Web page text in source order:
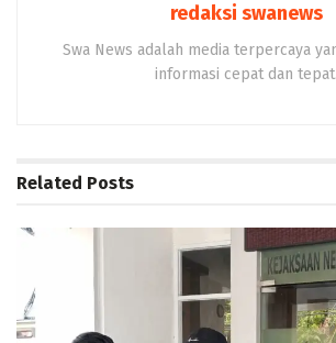
redaksi swanews
Swa News adalah media terpercaya
informasi cepat dan tepat.
Related Posts